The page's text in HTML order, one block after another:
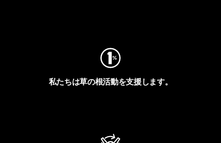
私たちは草の根活動を支援します。